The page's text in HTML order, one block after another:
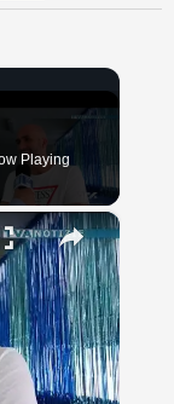
Playing
×